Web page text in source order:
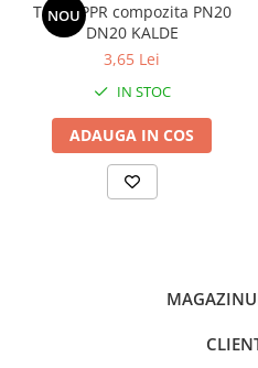
NOU
Teava PPR compozita PN20
DN20 KALDE
3,65 Lei
IN STOC
ADAUGA IN COS